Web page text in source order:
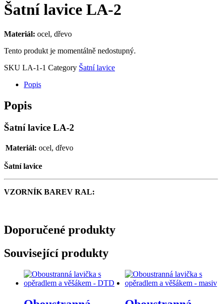
Šatní lavice LA-2
Materiál: ocel, dřevo
Tento produkt je momentálně nedostupný.
SKU LA-1-1 Category Šatní lavice
Popis
Popis
Šatní lavice LA-2
Materiál: ocel, dřevo
Šatní lavice
VZORNÍK BAREV RAL:
Doporučené produkty
Související produkty